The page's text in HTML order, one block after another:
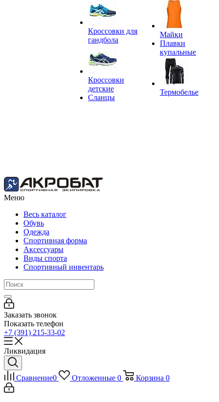
Кроссовки для
гандбола
Кроссовки
детские
Сланцы
Майки
Плавки
купальные
Термобелье
Меню
Весь каталог
Обувь
Одежда
Спортивная форма
Аксессуары
Виды спорта
Спортивный инвентарь
Заказать звонок
Показать телефон
+7 (391) 215-33-02
Ликвидация
Сравнение0 Отложенные 0 Корзина 0